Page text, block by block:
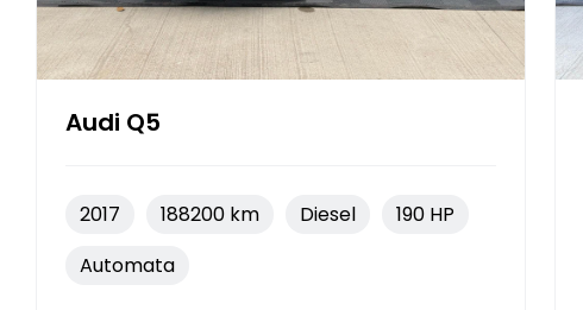
Audi Q5
2017 188200 km Diesel
190 HP
Automata